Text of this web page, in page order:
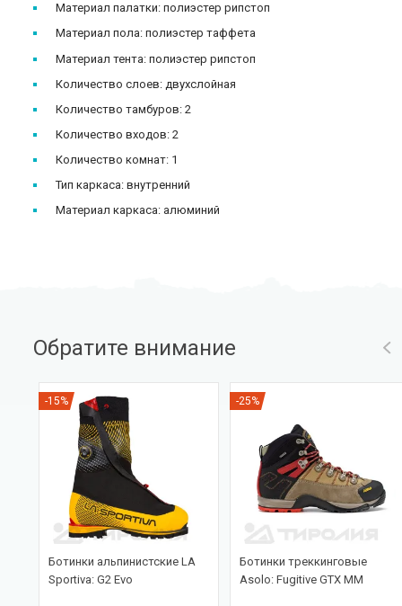
Материал палатки: полиэстер рипстоп
Материал пола: полиэстер таффета
Материал тента: полиэстер рипстоп
Количество слоев: двухслойная
Количество тамбуров: 2
Количество входов: 2
Количество комнат: 1
Тип каркаса: внутренний
Материал каркаса: алюминий
Обратите внимание
-15%
Ботинки альпинистские LA
Sportiva: G2 Evo
-25%
Ботинки треккинговые
Asolo: Fugitive GTX MM